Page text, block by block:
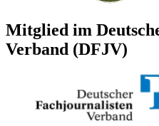
Mitglied im
Verband (DFJV)